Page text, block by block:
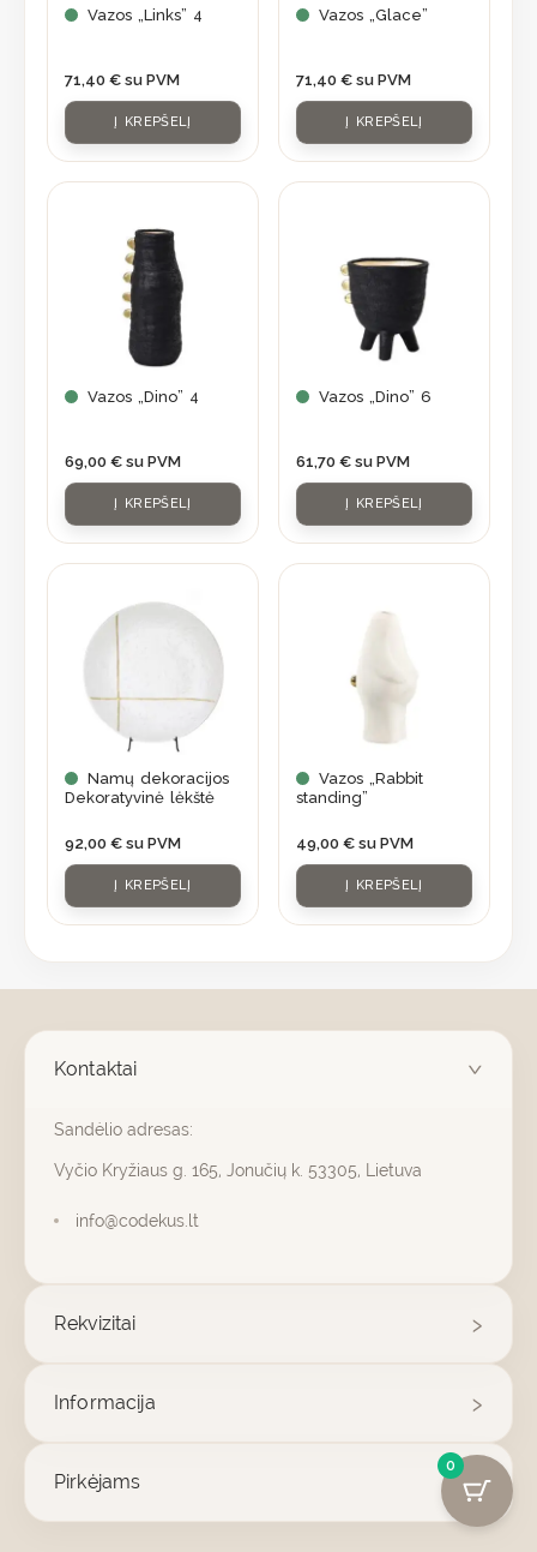
Vazos „Links” 4
71,40 € su PVM
Į KREPŠELĮ
Vazos „Glace”
71,40 € su PVM
Į KREPŠELĮ
Vazos „Dino” 4
69,00 € su PVM
Į KREPŠELĮ
Vazos „Dino” 6
61,70 € su PVM
Į KREPŠELĮ
Namų dekoracijos
Dekoratyvinė lėkštė
92,00 € su PVM
Į KREPŠELĮ
Vazos „Rabbit
standing”
49,00 € su PVM
Į KREPŠELĮ
Kontaktai
Sandėlio adresas:
Vyčio Kryžiaus g. 165, Jonučių k. 53305, Lietuva
info@codekus.lt
Rekvizitai
Informacija
Pirkėjams
0